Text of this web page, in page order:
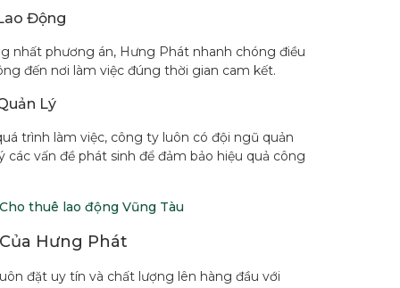
Động
nhất phương án, Hưng Phát nhanh chóng điều
đến nơi làm việc đúng thời gian cam kết.
Lý
trình làm việc, công ty luôn có đội ngũ quản
các vấn đề phát sinh để đảm bảo hiệu quả công
Cho thuê lao động Vũng Tàu
Hưng Phát
đặt uy tín và chất lượng lên hàng đầu với